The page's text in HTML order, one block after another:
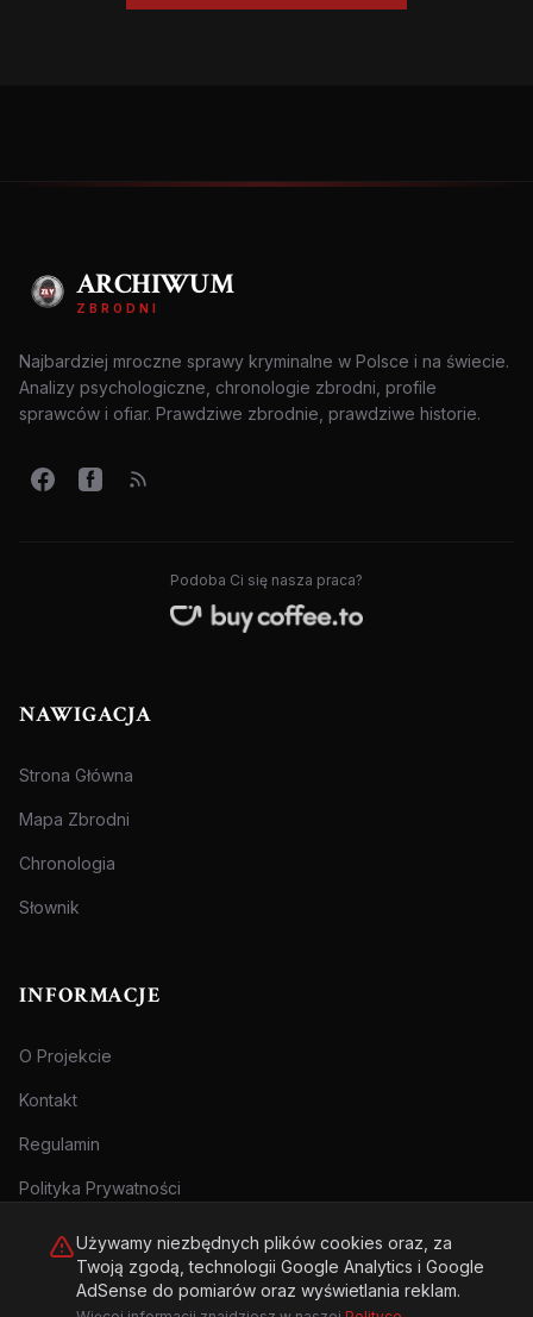
ARCHIWUM
ZBRODNI
Najbardziej mroczne sprawy kryminalne w Polsce i na świecie.
Analizy psychologiczne, chronologie zbrodni, profile
sprawców i ofiar. Prawdziwe zbrodnie, prawdziwe historie.
Podoba Ci się nasza praca?
NAWIGACJA
Strona Główna
Mapa Zbrodni
Chronologia
Słownik
INFORMACJE
O Projekcie
Kontakt
Regulamin
Polityka Prywatności
Używamy niezbędnych plików cookies oraz, za
Twoją zgodą, technologii Google Analytics i Google
AdSense do pomiarów oraz wyświetlania reklam.